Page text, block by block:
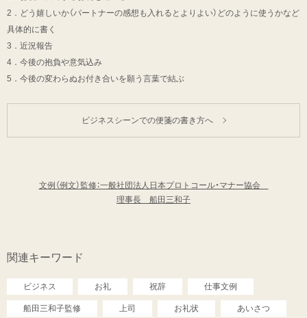
2．どう嬉しいか（パートナーの感想も入れるとよりよい）どのように使うかなど
具体的に書く
3．近況報告
4．今後の抱負や意気込み
5．今後の変わらぬお付き合いを願う言葉で結ぶ
ビジネスシーンでの便箋の書き方へ
文例（例文）監修：一般社団法人日本プロトコール・マナー協会
理事長 船田三和子
関連キーワード
ビジネス お礼 祝辞 仕事文例
船田三和子監修 上司 お礼状 あいさつ